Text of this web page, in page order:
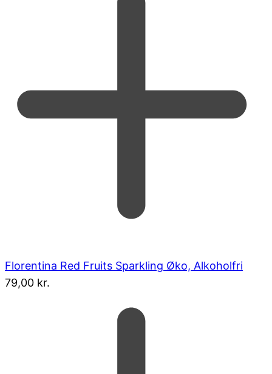
Florentina Red Fruits Sparkling Øko, Alkoholfri
79,00 kr.